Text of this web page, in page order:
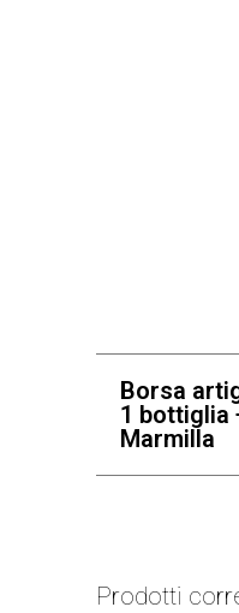
Borsa
1 bottiglia
Marmilla
Prodotti